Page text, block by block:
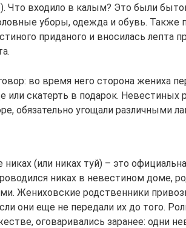
Что входило в калым? Это были
уборы, одежда и обувь. Также
приданого и вносилась лепта
во время него сторона жениха
или скатерть в подарок. Невестиных
обязательно угощали различными
никах (или никах туй) – это
никах в невестином доме,
Жениховские родственники
они еще не передали их до того.
оговаривались заранее: одни